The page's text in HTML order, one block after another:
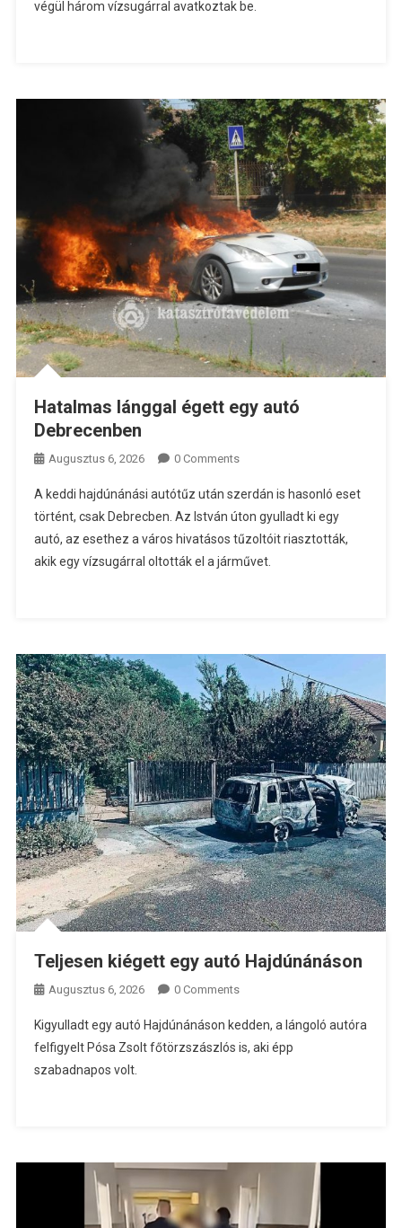
végül három vízsugárral avatkoztak be.
Hatalmas lánggal égett egy autó
Debrecenben
Augusztus 6, 2026 0 Comments
A keddi hajdúnánási autótűz után szerdán is hasonló eset
történt, csak Debrecben. Az István úton gyulladt ki egy
autó, az esethez a város hivatásos tűzoltóit riasztották,
akik egy vízsugárral oltották el a járművet.
Teljesen kiégett egy autó Hajdúnánáson
Augusztus 6, 2026 0 Comments
Kigyulladt egy autó Hajdúnánáson kedden, a lángoló autóra
felfigyelt Pósa Zsolt főtörzszászlós is, aki épp
szabadnapos volt.